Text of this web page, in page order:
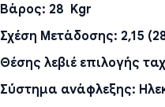
Βάρος: 28 Kgr
Σχέση Μετάδοσης: 2,15
Θέσης λεβιέ επιλογής
Σύστημα ανάφλεξης: